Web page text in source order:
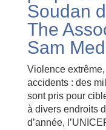
Soudan
The
Sam
Violence
accidents : des
sont pris pour
à divers endroits
d’année,